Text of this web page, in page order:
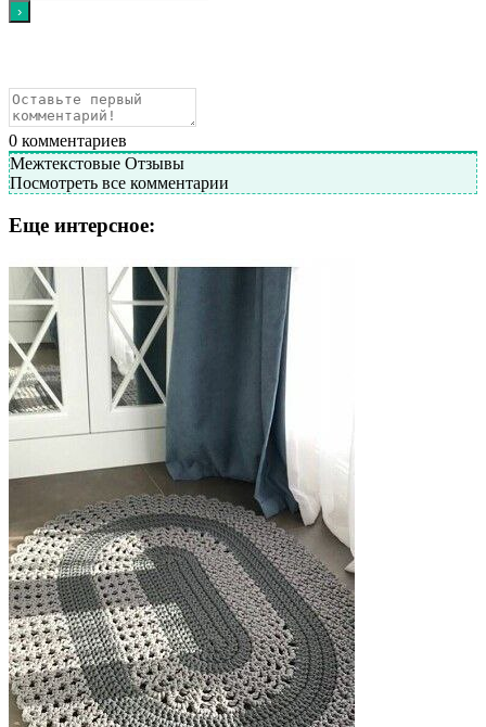
0 комментариев
Межтекстовые Отзывы
Посмотреть все комментарии
Еще интерсное: